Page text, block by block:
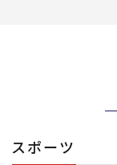
スポーツ